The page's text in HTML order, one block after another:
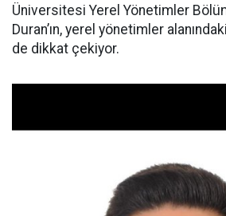
Üniversitesi Yerel Yönetimler
Duran’ın, yerel yönetimler
de dikkat çekiyor.